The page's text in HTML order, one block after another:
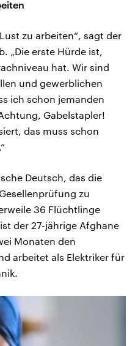
zu arbeiten“, sagt der
„Die erste Hürde ist,
hat. Wir sind
und gewerblichen
ich schon jemanden
Gabelstapler!
das muss schon
Deutsch, das die
zu
36 Flüchtlinge
der 27-jährige Afghane
Monaten den
arbeitet als Elektriker für